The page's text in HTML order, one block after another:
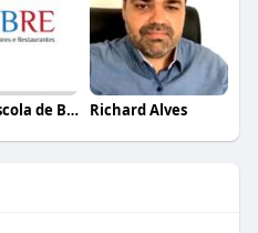
ESBRE Escola de Bares e Restaurantes Richard Alves